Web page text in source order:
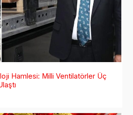
Hamlesi: Milli Ventilatörler Üç